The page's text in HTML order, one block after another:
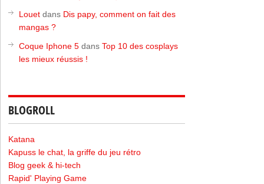
Louet dans Dis papy, comment on fait des
mangas ?
Coque Iphone 5 dansTop 10 des cosplays
les mieux réussis !
BLOGROLL
Katana
Kapuss le chat, la griffe du jeu rétro
Blog geek & hi-tech
Rapid' Playing Game